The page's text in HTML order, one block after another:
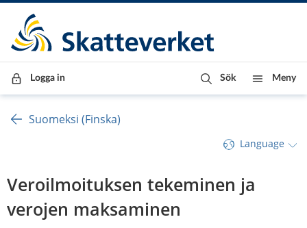
Till innehåll
Till navigationen
Till chattrobot
Logga in Sök Meny
Suomeksi (Finska)
Language
Veroilmoituksen tekeminen ja
verojen maksaminen